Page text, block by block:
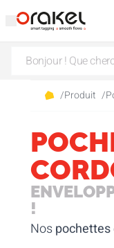
/Produit /
!
Nospochettes